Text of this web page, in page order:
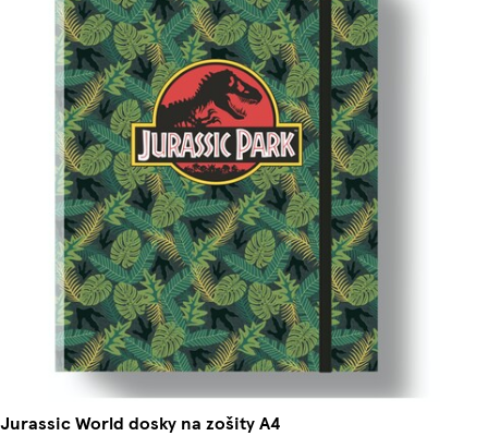
Jurassic World dosky na zošity A4